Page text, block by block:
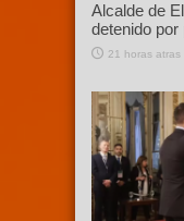
Alcalde de
detenido
21 horas atras